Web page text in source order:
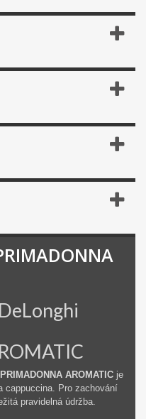
AROMATIC je
cappuccina. Pro zachování
pravidelná údržba.